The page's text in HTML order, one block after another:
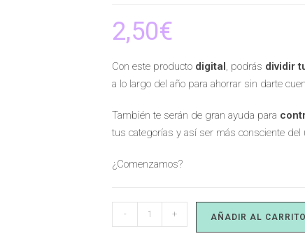
2,50€
Con este producto digital, podrás dividir
a lo largo del año para ahorrar sin darte
También te serán de gran ayuda para
tus categorías y así ser más consciente del
¿Comenzamos?
- + AÑADIR AL CARRITO